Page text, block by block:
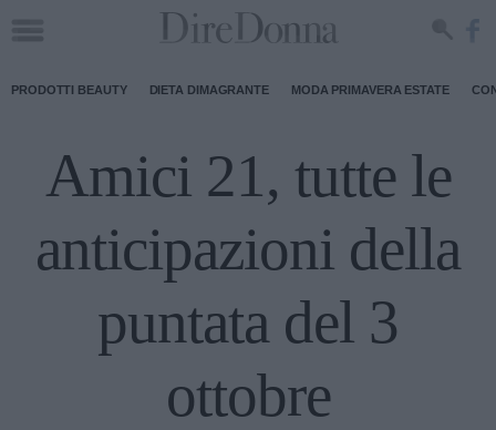
PRODOTTI BEAUTY DIETA DIMAGRANTE MODA PRIMAVERA ESTATE
Amici 21, tutte le
anticipazioni della
puntata del 3
ottobre